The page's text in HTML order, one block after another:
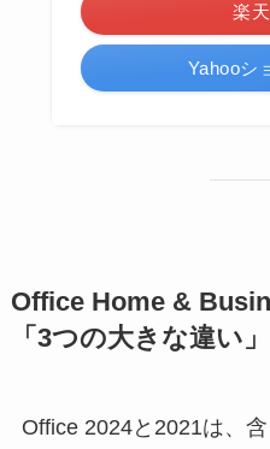
楽
Yahooシ
Office Home &
「3つの大きな違い」
Office 2024と2021は、